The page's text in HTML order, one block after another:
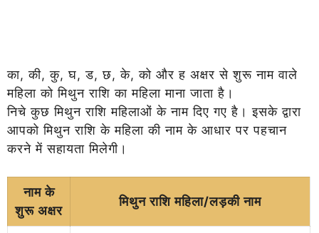
का, की, कु, घ, ड, छ, के, को और ह अक्षर से शुरू नाम वाले
महिला को मिथुन राशि का महिला माना जाता है।
निचे कुछ मिथुन राशि महिलाओं के नाम दिए गए है। इसके द्वारा
आपको मिथुन राशि के महिला की नाम के आधार पर पहचान
करने में सहायता मिलेगी।
नाम के
शुरू अक्षर
मिथुन राशि महिला/लड़कीनाम